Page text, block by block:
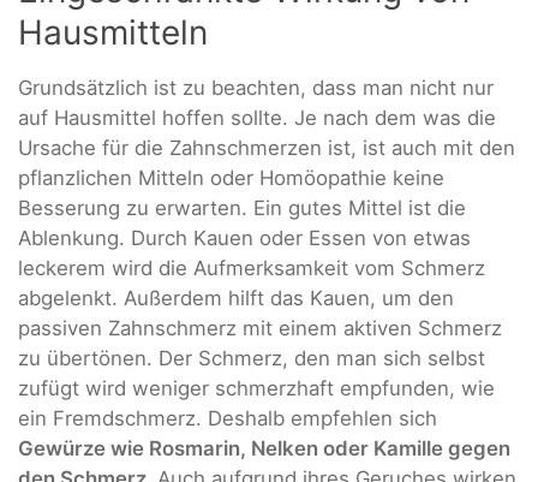
Hausmitteln
Grundsätzlich ist zu beachten, dass man nicht nur
auf Hausmittel hoffen sollte. Je nach dem was die
Ursache für die Zahnschmerzen ist, ist auch mit den
pflanzlichen Mitteln oder Homöopathie keine
Besserung zu erwarten. Ein gutes Mittel ist die
Ablenkung. Durch Kauen oder Essen von etwas
leckerem wird die Aufmerksamkeit vom Schmerz
abgelenkt. Außerdem hilft das Kauen, um den
passiven Zahnschmerz mit einem aktiven Schmerz
zu übertönen. Der Schmerz, den man sich selbst
zufügt wird weniger schmerzhaft empfunden, wie
ein Fremdschmerz. Deshalb empfehlen sich
Gewürze wie Rosmarin, Nelken oder Kamille gegen